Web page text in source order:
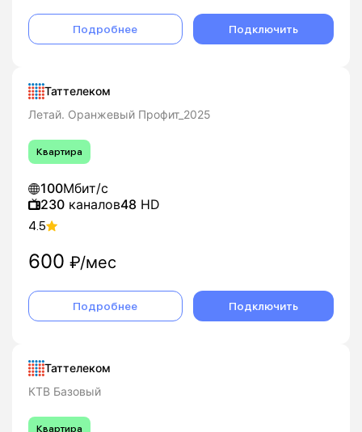
Таттелеком домашнее телевидение и интернет
включают набор федеральных и тематических
каналов, HD‑каналы и опции вроде подписок на
Подробнее Подключить
Таттелеком
Летай. Оранжевый Профит_2025
Квартира
100Мбит/с
230 каналов48 HD
4.5
600 ₽/мес
Подробнее Подключить
Таттелеком
КТВ Базовый
Квартира